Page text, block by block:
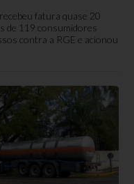
fatura quase 20
de 119 consumidores
contra a RGE e acionou